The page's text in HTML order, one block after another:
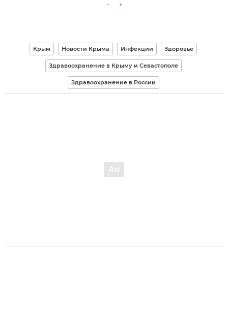
Крым Новости Крыма Инфекции Здоровье
Здравоохранение в Крыму и Севастополе
Здравоохранение в России